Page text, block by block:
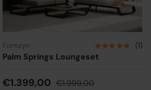
Fonteyn ★★★★★ (1)
Palm Springs Loungeset
€1.399,00 €1.999,00